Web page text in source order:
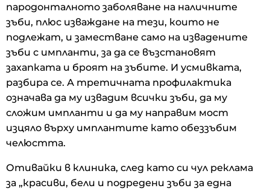
пародонталното заболяване на наличните
зъби, плюс изваждане на тези, които не
подлежат, и заместване само на извадените
зъби с импланти, за да се възстановят
захапката и броят на зъбите. И усмивката,
разбира се. А третичната профилактика
означава да му извадим всички зъби, да му
сложим импланти и да му направим мост
изцяло върху имплантите като обеззъбим
челюстта.
Отивайки в клиника, след като си чул реклама
за „красиви, бели и подредени зъби за една